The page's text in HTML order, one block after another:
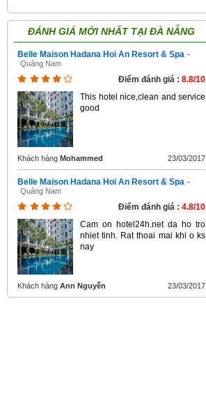
ĐÁNH GIÁ MỚI NHẤT TẠI ĐÀ NẴNG
Belle Maison Hadana Hoi An Resort & Spa -
Quảng Nam
Điểm đánh giá : 8.8/10
This hotel nice,clean and service
good
Khách hàng Mohammed 23/03/2017
Belle Maison Hadana Hoi An Resort & Spa -
Quảng Nam
Điểm đánh giá : 4.8/10
Cam on hotel24h.net da ho tro
nhiet tinh. Rat thoai mai khi o ks
nay
Khách hàng Ann Nguyễn 23/03/2017